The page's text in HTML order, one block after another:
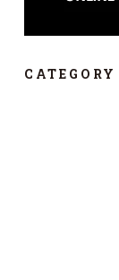
CATEGORY